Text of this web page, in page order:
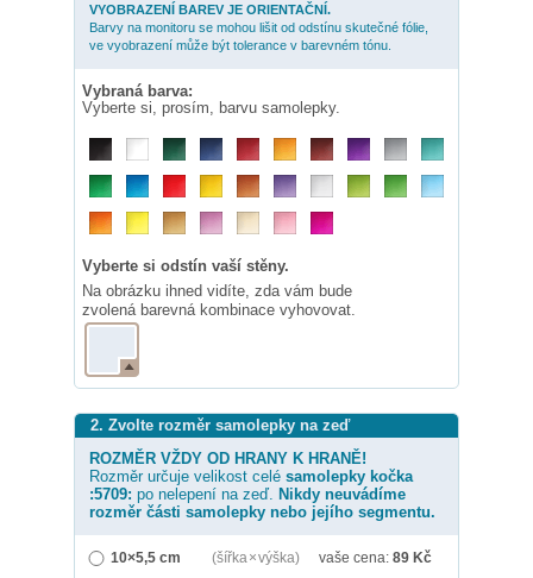
VYOBRAZENÍ BAREV JE ORIENTAČNÍ.
Barvy na monitoru se mohou lišit od odstínu skutečné fólie,
ve vyobrazení může být tolerance v barevném tónu.
Vybraná barva:
Vyberte si, prosím, barvu samolepky.
Vyberte si odstín vaší stěny.
Na obrázku ihned vidíte, zda vám bude
zvolená barevná kombinace vyhovovat.
2. Zvolte rozměr samolepky na zeď
ROZMĚR VŽDY OD HRANY K HRANĚ!
Rozměr určuje velikost celé samolepky kočka
:5709: po nelepení na zeď. Nikdy neuvádíme
rozměr části samolepky nebo jejího segmentu.
10×5,5 cm (šířka × výška) vaše cena: 89 Kč